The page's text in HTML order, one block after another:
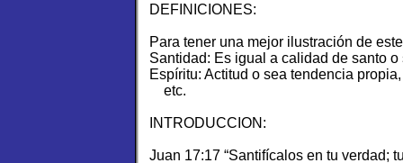
DEFINICIONES:
Para tener una mejor ilustración de
Santidad: Es igual a calidad de santo o
Espíritu: Actitud o sea tendencia
etc.
INTRODUCCION:
Juan 17:17 “Santifícalos en tu verdad;